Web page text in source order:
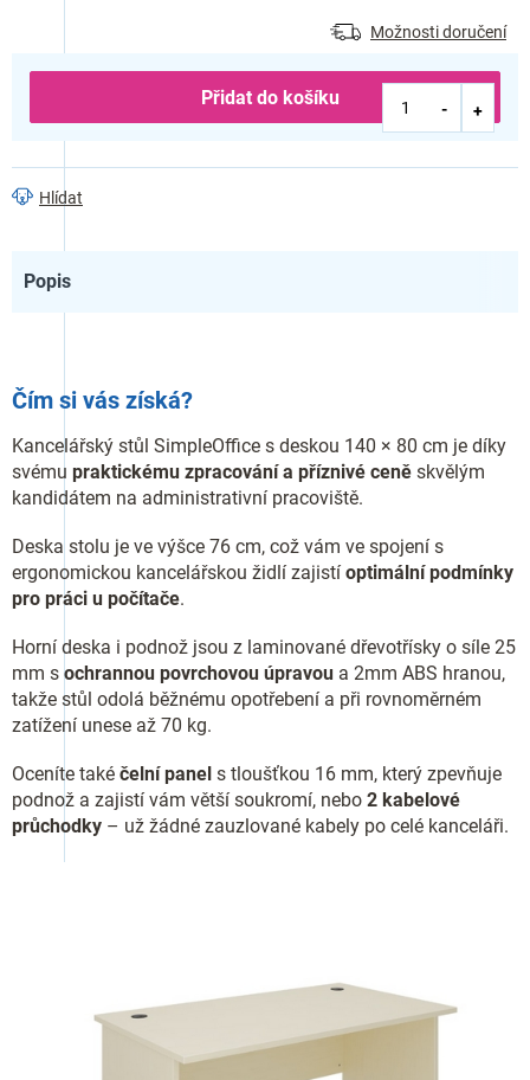
Možnosti doručení
Přidat do košíku
Hlídat
Popis
Čím si vás získá?
Kancelářský stůl SimpleOffice s deskou 140 × 80 cm je díky
svému praktickému zpracování a příznivé ceně skvělým
kandidátem na administrativní pracoviště.
Deska stolu je ve výšce 76 cm, což vám ve spojení s
ergonomickou kancelářskou židlí zajistí optimální podmínky
pro práci u počítače.
Horní deska i podnož jsou z laminované dřevotřísky o síle 25
mm s ochrannou povrchovou úpravou a 2mm ABS hranou,
takže stůl odolá běžnému opotřebení a při rovnoměrném
zatížení unese až 70 kg.
Oceníte také čelní panel s tloušťkou 16 mm, který zpevňuje
podnož a zajistí vám větší soukromí, nebo 2 kabelové
průchodky – už žádné zauzlované kabely po celé kanceláři.